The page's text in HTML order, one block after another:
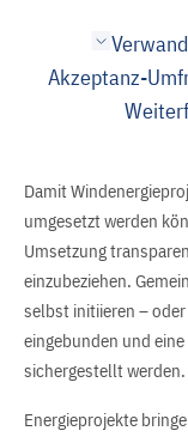
Akzeptanz-
Damit
umgesetzt werden
Umsetzung
einzubeziehen.
selbst initiieren –
eingebunden und
sichergestellt werden.
Energieprojekte